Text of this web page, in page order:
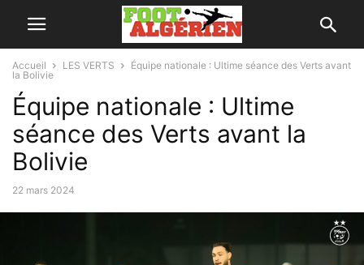
Accueil LES VERTS
Équipe nationale : Ultime séance des Verts avant
la Bolivie
Équipe nationale : Ultime
séance des Verts avant la
Bolivie
22 mars 2024